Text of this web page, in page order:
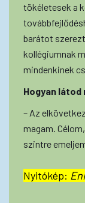
tökéletesek a
barátot
kollégiumnak
mindenkinek
Hogyan látod
– Az
magam.
szintre
Nyitókép: